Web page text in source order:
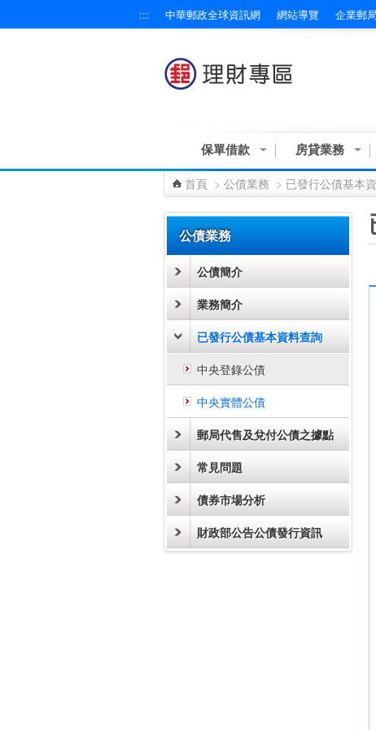
::: 中華郵政全球資訊網 網站導覽 企業郵局
保單借款 房貸業務
首頁 > 公債業務 > 已發行公債基本
公債業務
公債簡介
業務簡介
已發行公債基本資料查詢
中央登錄公債
中央實體公債
郵局代售及兌付公債之據點
常見問題
債券市場分析
財政部公告公債發行資訊